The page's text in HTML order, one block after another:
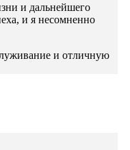
и дальнейшего
и я несомненно
и отличную